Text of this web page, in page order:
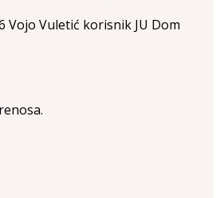
Vojo Vuletić korisnik JU Dom